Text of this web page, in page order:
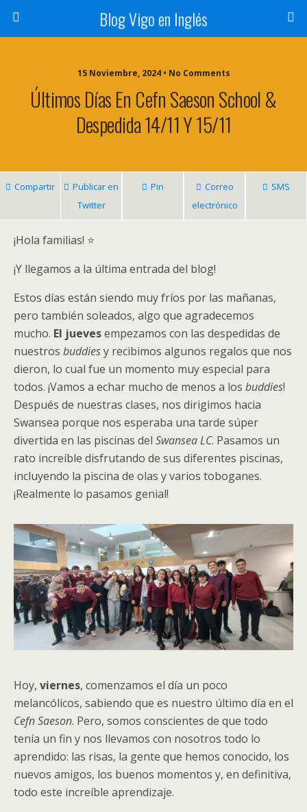
Blog Vigo en Inglés
15 Noviembre, 2024 • No Comments
Últimos Días En Cefn Saeson School &
Despedida 14/11 Y 15/11
Compartir
Publicar en
Twitter
Pin
Correo
electrónico
SMS
¡Hola familias! ⭐
¡Y llegamos a la última entrada del blog!
Estos días están siendo muy fríos por las mañanas,
pero también soleados, algo que agradecemos
mucho. El juevesempezamos con las despedidas de
nuestros buddiesy recibimos algunos regalos que nos
dieron, lo cual fue un momento muy especial para
todos. ¡Vamos a echar mucho de menos a los buddies!
Después de nuestras clases, nos dirigimos hacia
Swansea porque nos esperaba una tarde súper
divertida en las piscinas del Swansea LC. Pasamos un
rato increíble disfrutando de sus diferentes piscinas,
incluyendo la piscina de olas y varios toboganes.
¡Realmente lo pasamos genial!
Hoy, viernes, comenzamos el día un poco
melancólicos, sabiendo que es nuestro último día en el
Cefn Saeson. Pero, somos conscientes de que todo
tenía un fin y nos llevamos con nosotros todo lo
aprendido: las risas, la gente que hemos conocido, los
nuevos amigos, los buenos momentos y, en definitiva,
todo este increíble aprendizaje.